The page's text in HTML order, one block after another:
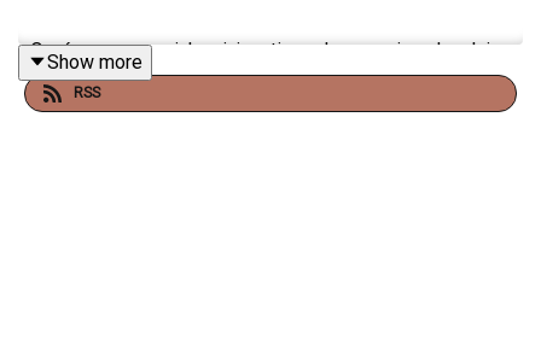
On évoque aussi les injonctions, la pression de plaire,
les peurs, le sentiment d’exclusion, et cette idée que la
mode peut être à la fois un espace de liberté… et de
Show more
RSS